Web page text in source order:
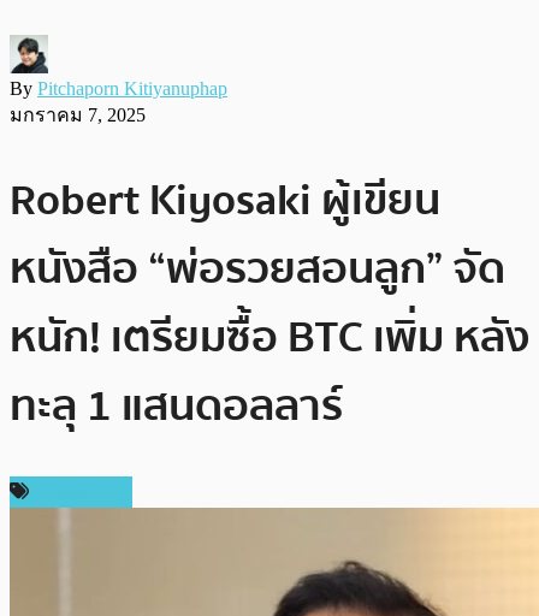
By Pitchaporn Kitiyanuphap
มกราคม 7, 2025
Robert Kiyosaki ผู้เขียน
หนังสือ “พ่อรวยสอนลูก” จัด
หนัก! เตรียมซื้อ BTC เพิ่ม หลัง
ทะลุ 1 แสนดอลลาร์